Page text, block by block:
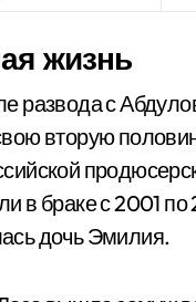
жизнь
развода с
вторую
в браке с 2001
дочь Эмилия.